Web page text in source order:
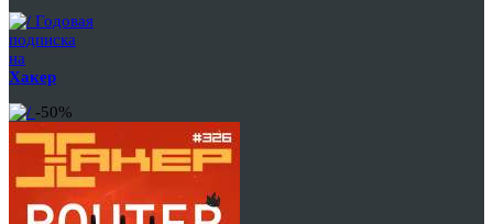
Годовая
подписка
на
Хакер
-50%